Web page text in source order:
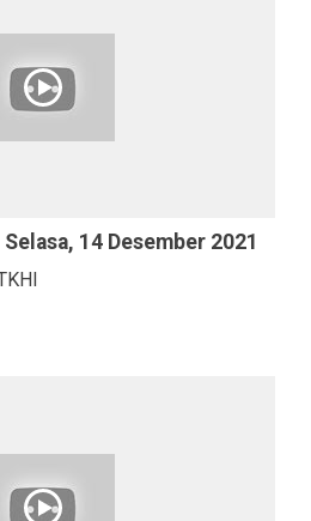
14 Desember 2021